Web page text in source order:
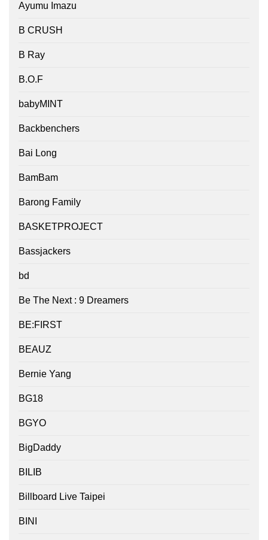
Ayumu Imazu
B CRUSH
B Ray
B.O.F
babyMINT
Backbenchers
Bai Long
BamBam
Barong Family
BASKETPROJECT
Bassjackers
bd
Be The Next : 9 Dreamers
BE:FIRST
BEAUZ
Bernie Yang
BG18
BGYO
BigDaddy
BILIB
Billboard Live Taipei
BINI